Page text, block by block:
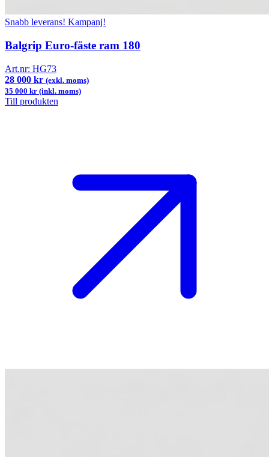
Snabb leverans! Kampanj!
Balgrip Euro-fäste ram 180
Art.nr: HG73
28 000 kr (exkl. moms)
35 000 kr (inkl. moms)
Till produkten